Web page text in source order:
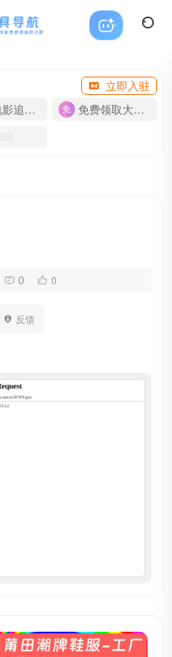
立即入驻
免费电影追剧APP 免费领取大流量卡【500G】
0 0
反馈